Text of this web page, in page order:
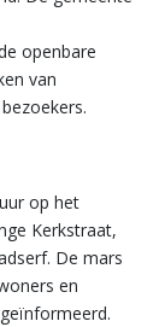
openbare
van
op het
Kerkstraat,
De mars
en